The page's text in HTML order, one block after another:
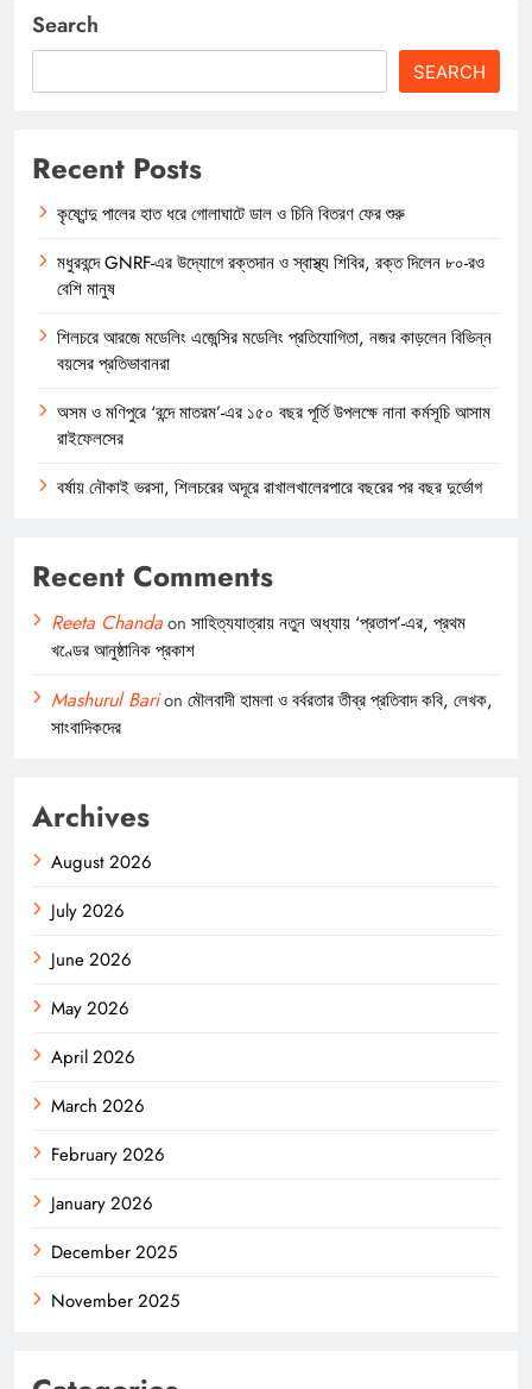
Search
SEARCH
Recent Posts
কৃষ্ণেন্দু পালের হাত ধরে গোলাঘাটে ডাল ও চিনি বিতরণ ফের শুরু
মধুরবন্দে GNRF-এর উদ্যোগে রক্তদান ও স্বাস্থ্য শিবির, রক্ত দিলেন ৮০-রও
বেশি মানুষ
শিলচরে আরজে মডেলিং এজেন্সির মডেলিং প্রতিযোগিতা, নজর কাড়লেন বিভিন্ন
বয়সের প্রতিভাবানরা
অসম ও মণিপুরে ‘বন্দে মাতরম’-এর ১৫০ বছর পূর্তি উপলক্ষে নানা কর্মসূচি আসাম
রাইফেলসের
বর্ষায় নৌকাই ভরসা, শিলচরের অদূরে রাখালখালেরপারে বছরের পর বছর দুর্ভোগ
Recent Comments
Reeta Chandaon সাহিত্যযাত্রায় নতুন অধ্যায় ‘প্রতাপ’-এর, প্রথম
খণ্ডের আনুষ্ঠানিক প্রকাশ
Mashurul Barion মৌলবাদী হামলা ও বর্বরতার তীব্র প্রতিবাদ কবি, লেখক,
সাংবাদিকদের
Archives
August 2026
July 2026
June 2026
May 2026
April 2026
March 2026
February 2026
January 2026
December 2025
November 2025